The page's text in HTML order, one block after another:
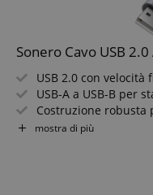
Sonero Cavo USB
USB 2.0 con velocità
USB-A a USB-B per
Costruzione
Design elegante in
Connessione
mostra di più